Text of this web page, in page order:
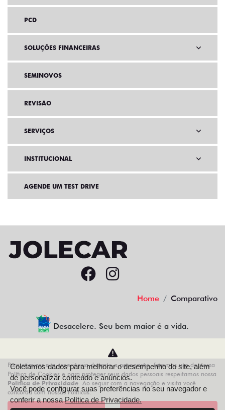
PCD
SOLUÇÕES FINANCEIRAS
SEMINOVOS
REVISÃO
SERVIÇOS
INSTITUCIONAL
AGENDE UM TEST DRIVE
Home Comparativo
Desacelere. Seu bem maior é a vida.
AZZURRA VEICULOS LTDA
68.743.038/0013-21
Para otimizar sua experiência durante a navegação, fazemos uso de nossa
Política de Cookies e para proteger seus dados pessoais respeitamos nossa
Política de Privacidade. Ao seguir com a navegação e visita você
concorda com nossas Políticas.
Coletamos dados para melhorar o desempenho do site, além
de personalizar conteúdo e anúncios.
Você pode configurar suas preferências no seu navegador e
conferir a nossaPolítica de Privacidade.